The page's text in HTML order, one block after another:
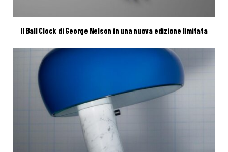
Il Ball Clock di George Nelson in una nuova edizione limitata